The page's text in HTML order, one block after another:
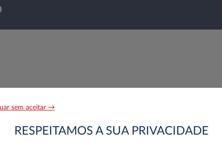
sem aceitar →
RESPEITAMOS A SUA PRIVACIDADE